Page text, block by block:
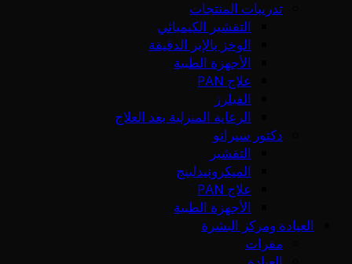
تدريبات المنتجات
التقشير الكيميائي
الوخز بالإبر الدقيقة
الأجهزة الطبية
علاج PAN
الفيلرز
الرعاية المنزلية بعد العلاج
دكتور سيرانو
التقشير
الميكرونيدلينج
علاج PAN
الأجهزة الطبية
العيادة ومركز البشرة
مقرات